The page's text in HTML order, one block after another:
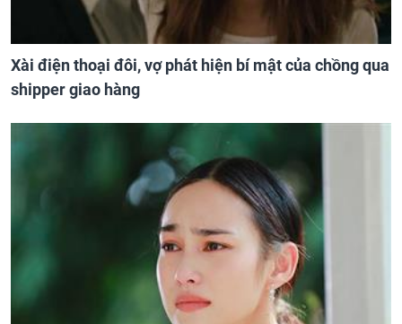
Xài điện thoại đôi, vợ phát hiện bí mật của chồng qua
shipper giao hàng